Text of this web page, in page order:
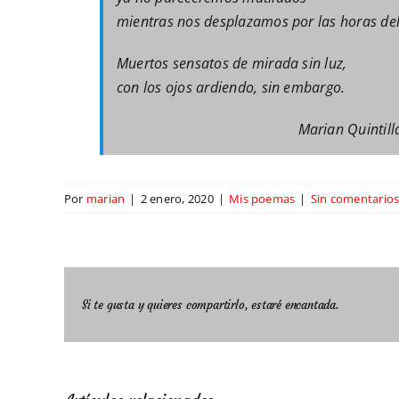
mientras nos desplazamos por las horas
Muertos sensatos de mirada sin luz,
con los ojos ardiendo, sin embargo.
Marian
Por marian | 2 enero, 2020 | Mis poemas | Sin comentarios
Si te gusta y quieres compartirlo, estaré encantada.